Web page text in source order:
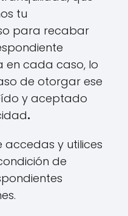
tu
para recabar
en cada caso, lo
de otorgar ese
y aceptado
.
accedas y utilices
de